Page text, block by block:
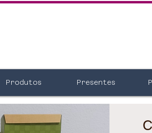
Produtos Presentes